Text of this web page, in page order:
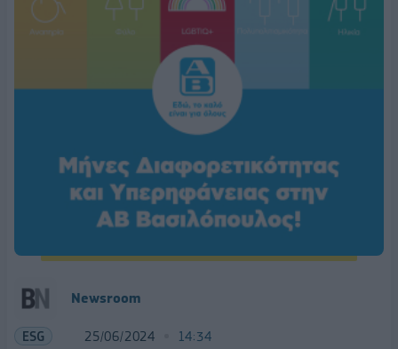
Newsroom
ESG 25/06/2024 14:34